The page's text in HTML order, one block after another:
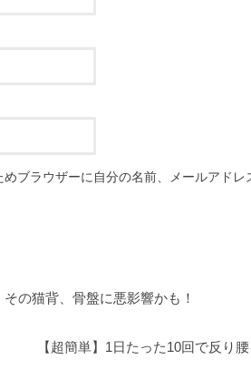
ブラウザーに自分の名前、メールアドレ
その猫背、骨盤に悪影響かも！
【超簡単】1日たった10回で反り